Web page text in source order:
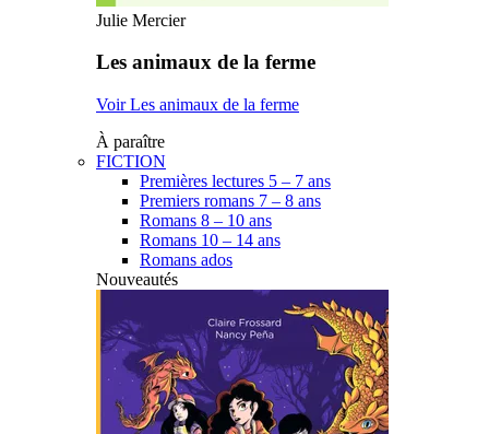
Julie Mercier
Les animaux de la ferme
Voir Les animaux de la ferme
À paraître
FICTION
Premières lectures 5 – 7 ans
Premiers romans 7 – 8 ans
Romans 8 – 10 ans
Romans 10 – 14 ans
Romans ados
Nouveautés